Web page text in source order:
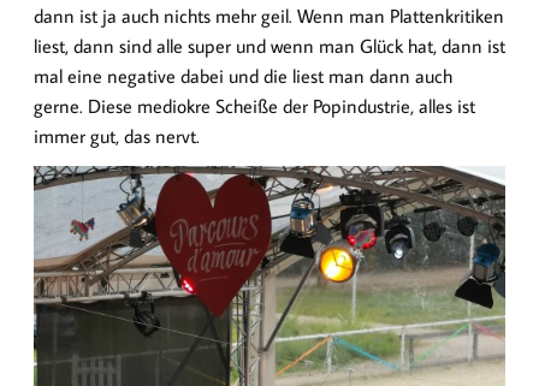
dann ist ja auch nichts mehr geil. Wenn man Plattenkritiken
liest, dann sind alle super und wenn man Glück hat, dann ist
mal eine negative dabei und die liest man dann auch
gerne. Diese mediokre Scheiße der Popindustrie, alles ist
immer gut, das nervt.